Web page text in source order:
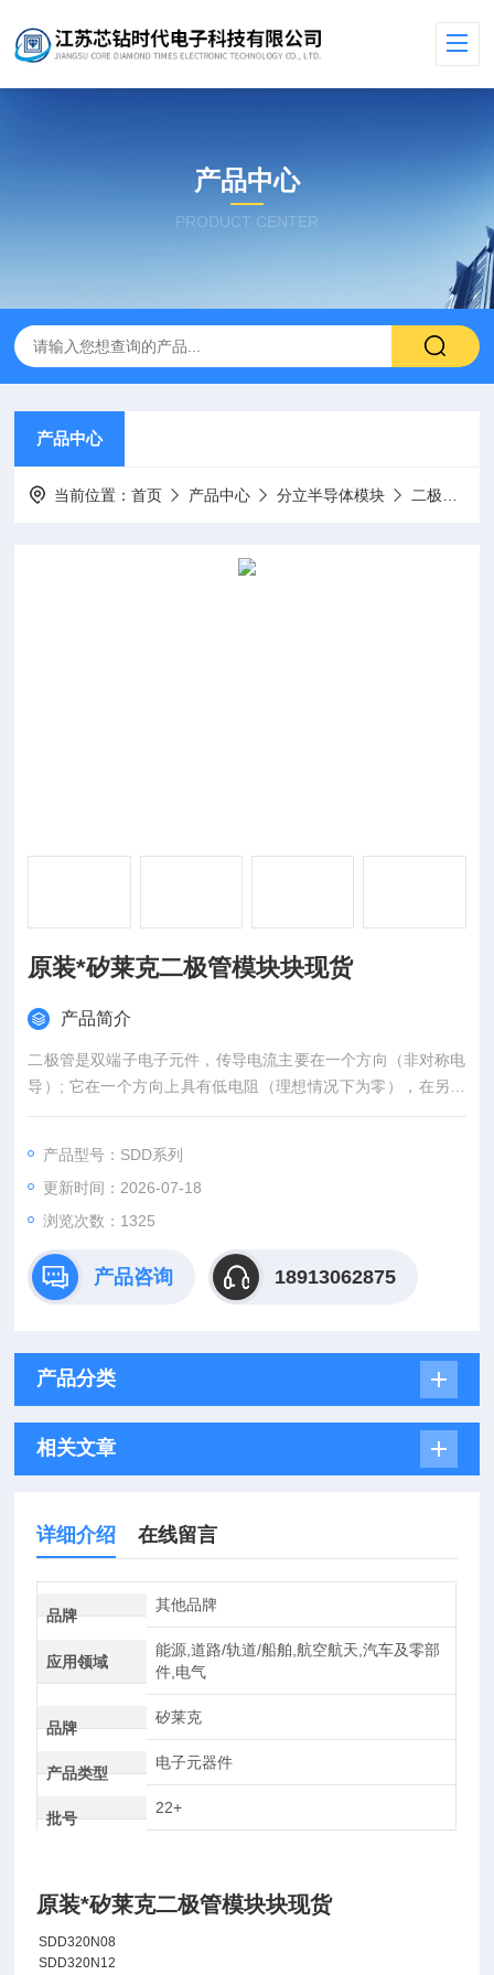
产品中心
PRODUCT CENTER
产品中心
当前位置：首页 产品中心 分立半导体模块 二极管模块
原装*矽莱克二极管模块块现货
产品简介
二极管是双端子电子元件，传导电流主要在一个方向（非对称电
导）; 它在一个方向上具有低电阻（理想情况下为零），在另一
个方向上具有高电阻（理想情况下为无限）。原装*矽莱克二极管
产品型号：SDD系列
更新时间：2026-07-18
浏览次数：1325
产品咨询 18913062875
产品分类
相关文章
详细介绍 在线留言
品牌
其他品牌
应用领域
能源,道路/轨道/船舶,航空航天,汽车及零部
件,电气
品牌
矽莱克
产品类型
电子元器件
批号
22+
原装*矽莱克二极管模块块现货
SDD320N08
SDD320N12